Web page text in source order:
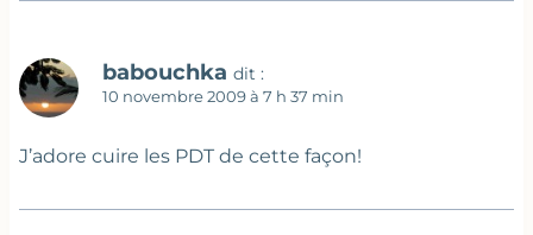
babouchka dit :
10 novembre 2009 à 7 h 37 min
J’adore cuire les PDT de cette façon!